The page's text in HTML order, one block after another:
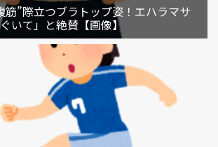
筋”際立つブラトップ姿！エハラマサ
いて」と絶賛【画像】